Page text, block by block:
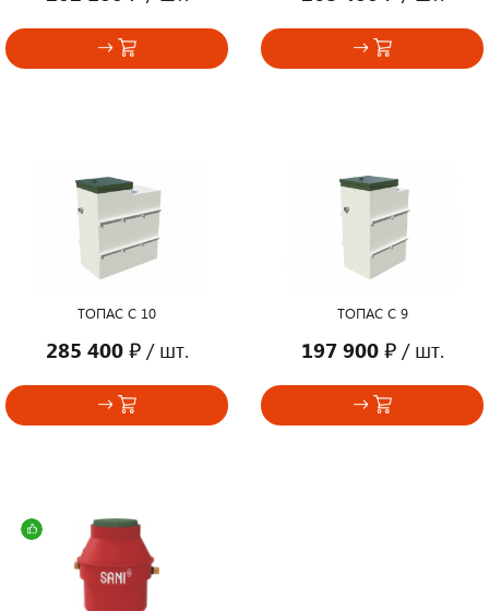
ТОПАС С 10
285 400 ₽/ шт.
ТОПАС С 9
197 900 ₽/ шт.